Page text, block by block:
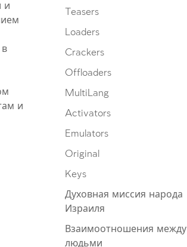
Teasers
Loaders
Crackers
Offloaders
MultiLang
Activators
Emulators
Original
Keys
Духовная миссия народа
Израиля
Взаимоотношения между
людьми
и
и